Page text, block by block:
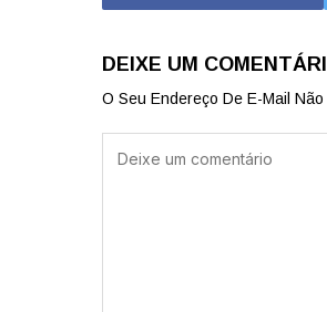
DEIXE UM
O Seu Endereço De E-Mail